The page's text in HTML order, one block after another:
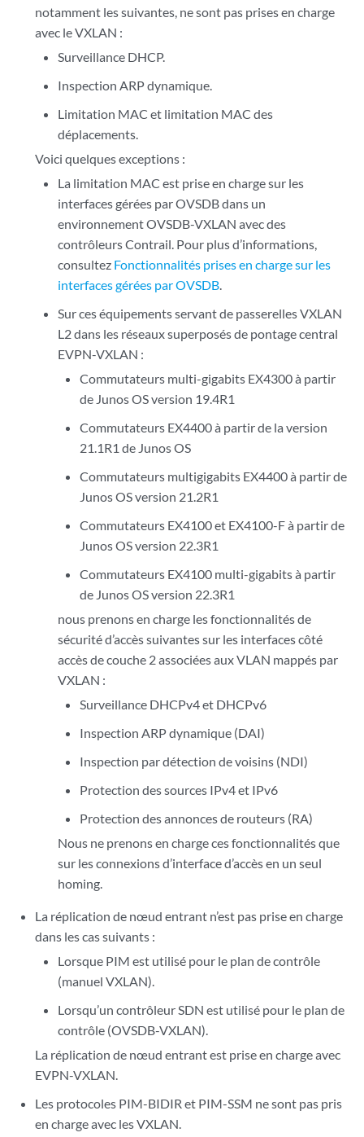
notamment les suivantes, ne sont pas prises en charge
avec le VXLAN :
Surveillance DHCP.
Inspection ARP dynamique.
Limitation MAC et limitation MAC des
déplacements.
Voici quelques exceptions :
La limitation MAC est prise en charge sur les
interfaces gérées par OVSDB dans un
environnement OVSDB-VXLAN avec des
contrôleurs Contrail. Pour plus d’informations,
consultez Fonctionnalités prises en charge sur les
interfaces gérées par OVSDB.
Sur ces équipements servant de passerelles VXLAN
L2 dans les réseaux superposés de pontage central
EVPN-VXLAN :
Commutateurs multi-gigabits EX4300 à partir
de Junos OS version 19.4R1
Commutateurs EX4400 à partir de la version
21.1R1 de Junos OS
Commutateurs multigigabits EX4400 à partir de
Junos OS version 21.2R1
Commutateurs EX4100 et EX4100-F à partir de
Junos OS version 22.3R1
Commutateurs EX4100 multi-gigabits à partir
de Junos OS version 22.3R1
nous prenons en charge les fonctionnalités de
sécurité d’accès suivantes sur les interfaces côté
accès de couche 2 associées aux VLAN mappés par
VXLAN :
Surveillance DHCPv4 et DHCPv6
Inspection ARP dynamique (DAI)
Inspection par détection de voisins (NDI)
Protection des sources IPv4 et IPv6
Protection des annonces de routeurs (RA)
Nous ne prenons en charge ces fonctionnalités que
sur les connexions d’interface d’accès en un seul
homing.
La réplication de nœud entrant n’est pas prise en charge
dans les cas suivants :
Lorsque PIM est utilisé pour le plan de contrôle
(manuel VXLAN).
Lorsqu’un contrôleur SDN est utilisé pour le plan de
contrôle (OVSDB-VXLAN).
La réplication de nœud entrant est prise en charge avec
EVPN-VXLAN.
Les protocoles PIM-BIDIR et PIM-SSM ne sont pas pris
en charge avec les VXLAN.